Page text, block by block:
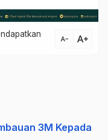
text_decrease text_increase
3M Kepada